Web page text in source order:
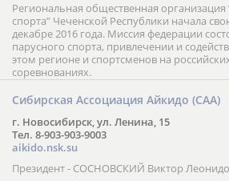
Региональная общественная
спорта” Чеченской Республики начала
декабре 2016 года. Миссия федерации
парусного спорта, привлечении и
этом регионе и спортсменов на
соревнованиях.
Сибирская Ассоциация Айкидо (САА)
г. Новосибирск, ул. Ленина, 15
Тел. 8-903-903-9003
aikido.nsk.su
Президент - СОСНОВСКИЙ Виктор